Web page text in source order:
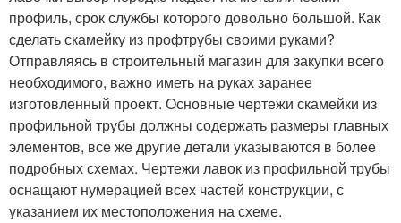
профиль, срок службы которого довольно большой. Как
сделать скамейку из профтрубы своими руками?
Отправляясь в строительный магазин для закупки всего
необходимого, важно иметь на руках заранее
изготовленный проект. Основные чертежи скамейки из
профильной трубы должны содержать размеры главных
элементов, все же другие детали указываются в более
подробных схемах. Чертежи лавок из профильной трубы
оснащают нумерацией всех частей конструкции, с
указанием их местоположения на схеме.